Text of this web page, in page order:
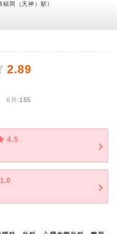
岡（天神）駅）
2.89
月:155
4.5
1.0